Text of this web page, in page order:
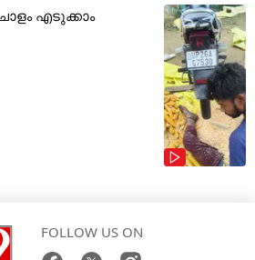
എടുക്കാം
FOLLOW US ON